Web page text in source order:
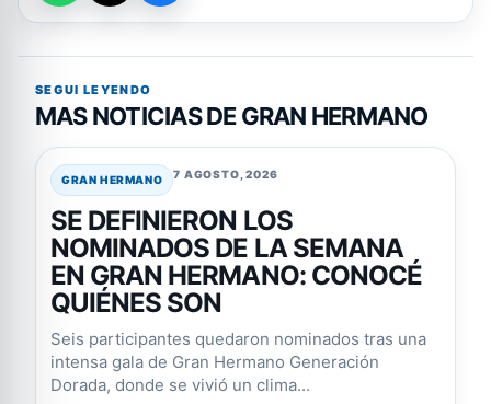
SEGUI LEYENDO
MAS NOTICIAS DE GRAN HERMANO
GRAN HERMANO 7 AGOSTO, 2026
SE DEFINIERON LOS
NOMINADOS DE LA SEMANA
EN GRAN HERMANO: CONOCÉ
QUIÉNES SON
Seis participantes quedaron nominados tras una
intensa gala de Gran Hermano Generación
Dorada, donde se vivió un clima...